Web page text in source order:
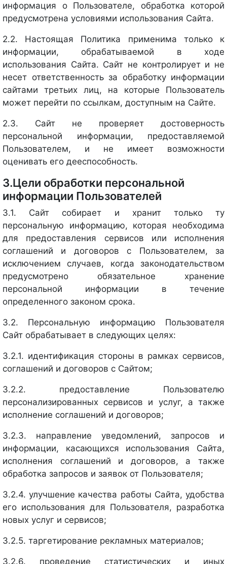
информация о Пользователе, обработка которой
предусмотрена условиями использования Сайта.
2.2. Настоящая Политика применима только к
информации, обрабатываемой в ходе
использования Сайта. Сайт не контролирует и не
несет ответственность за обработку информации
сайтами третьих лиц, на которые Пользователь
может перейти по ссылкам, доступным на Сайте.
2.3. Сайт не проверяет достоверность
персональной информации, предоставляемой
Пользователем, и не имеет возможности
оценивать его дееспособность.
3.Цели обработки персональной
информации Пользователей
3.1. Сайт собирает и хранит только ту
персональную информацию, которая необходима
для предоставления сервисов или исполнения
соглашений и договоров с Пользователем, за
исключением случаев, когда законодательством
предусмотрено обязательное хранение
персональной информации в течение
определенного законом срока.
3.2. Персональную информацию Пользователя
Сайт обрабатывает в следующих целях:
3.2.1. идентификация стороны в рамках сервисов,
соглашений и договоров с Сайтом;
3.2.2. предоставление Пользователю
персонализированных сервисов и услуг, а также
исполнение соглашений и договоров;
3.2.3. направление уведомлений, запросов и
информации, касающихся использования Сайта,
исполнения соглашений и договоров, а также
обработка запросов и заявок от Пользователя;
3.2.4. улучшение качества работы Сайта, удобства
его использования для Пользователя, разработка
новых услуг и сервисов;
3.2.5. таргетирование рекламных материалов;
3.2.6. проведение статистических и иных